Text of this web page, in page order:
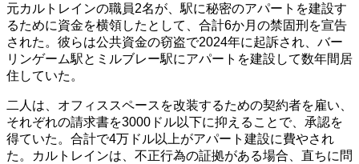
元カルトレインの職員2名が、駅に秘密のアパートを建設す
るために資金を横領したとして、合計6か月の禁固刑を宣告
された。彼らは公共資金の窃盗で2024年に起訴され、バー
リンゲーム駅とミルブレー駅にアパートを建設して数年間居
住していた。
二人は、オフィススペースを改装するための契約者を雇い、
それぞれの請求書を3000ドル以下に抑えることで、承認を
得ていた。合計で4万ドル以上がアパート建設に費やされ
た。カルトレインは、不正行為の証拠がある場合、直ちに問